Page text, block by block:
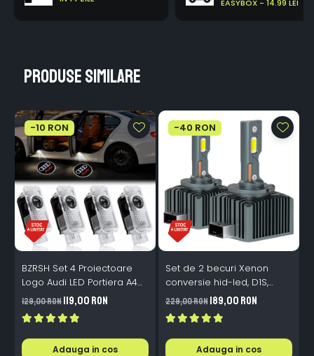
EASYBOX - 14.99 LEI
Produse similare
-10 RON
BZRSH Set 4 Proiectoare
Logo Audi LED Portiera A4
A5 A6 A7 A8 Q3 Q5 Q7 - 12V
5W Plug & Play
129,00 RON119,00 RON
Adauga in cos
-40 RON
Set de 2 becuri Xenon
conversie hid-led, D1S,
120W, 12.000lm, Canbus,
Miez Cupru, Radiator
Aluminiu, Premium, Alb
Rece
229,00 RON189,00 RON
Adauga in cos